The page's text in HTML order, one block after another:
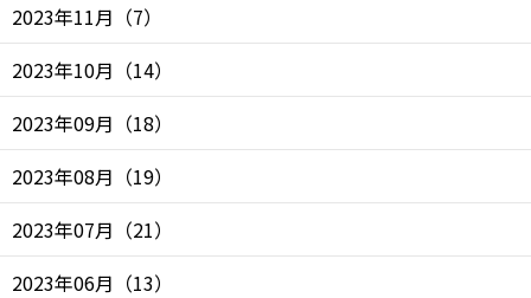
2023年11月 （7）
2023年10月 （14）
2023年09月 （18）
2023年08月 （19）
2023年07月 （21）
2023年06月 （13）